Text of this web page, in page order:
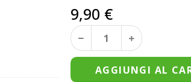
9,90 €
AGGIUNGI AL